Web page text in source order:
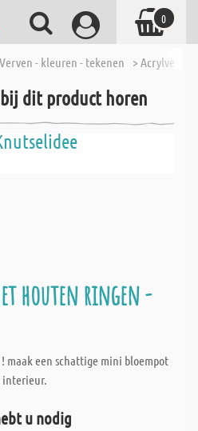
- kleuren - tekenen > Acrylverf
dit product horen
houten ringen -
een schattige mini bloempot
interieur.
u nodig
0